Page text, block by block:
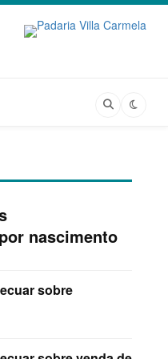
nascimento
sobre